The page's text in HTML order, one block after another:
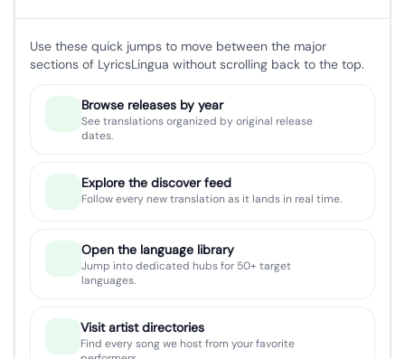
Use these quick jumps to move between the major
sections of LyricsLingua without scrolling back to the top.
Browse releases by year
See translations organized by original release
dates.
Explore the discover feed
Follow every new translation as it lands in real time.
Open the language library
Jump into dedicated hubs for 50+ target
languages.
Visit artist directories
Find every song we host from your favorite